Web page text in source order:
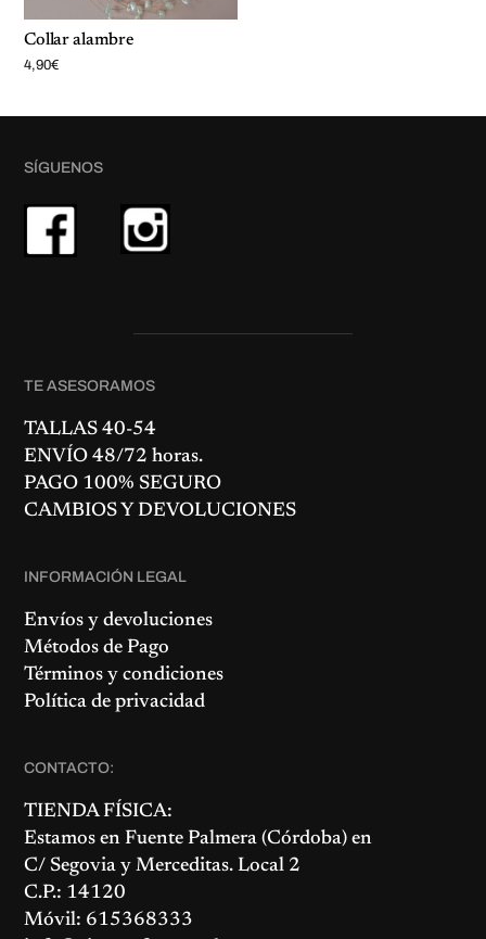
Collar alambre
4,90€
SÍGUENOS
TE ASESORAMOS
TALLAS 40-54
ENVÍO 48/72 horas.
PAGO 100% SEGURO
CAMBIOS Y DEVOLUCIONES
INFORMACIÓN LEGAL
Envíos y devoluciones
Métodos de Pago
Términos y condiciones
Política de privacidad
CONTACTO:
TIENDA FÍSICA:
Estamos enFuente Palmera (Córdoba) en
C/ Segovia y Merceditas. Local 2
C.P.: 14120
Móvil: 615368333